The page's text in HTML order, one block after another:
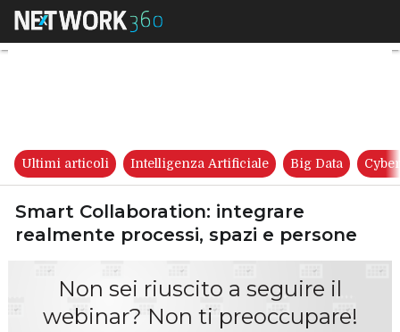
Smart Collaboration:
Ultimi articoli Intelligenza Artificiale Big Data
Smart Collaboration: integrare
realmente processi, spazi e persone
Non sei riuscito a seguire il
webinar? Non ti preoccupare!